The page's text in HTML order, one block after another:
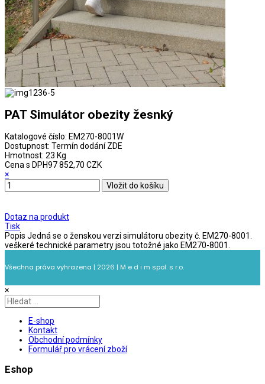
PAT Simulátor obezity žesnký
Katalogové číslo: EM270-8001W
Dostupnost: Termín dodání ZDE
Hmotnost: 23 Kg
Cena s DPH97 852,70 CZK
×
Dotaz na produkt
Tisk
Popis Jedná se o ženskou verzi simulátoru obezity č. EM270-8001.
veškeré technické parametry jsou totožné jako EM270-8001.
Všechna práva vyhrazena | 2026 | M e d i m spol. s r.o.
×
E-shop
Kontakt
Obchodní podmínky
Formulář pro vrácení zboží
Eshop